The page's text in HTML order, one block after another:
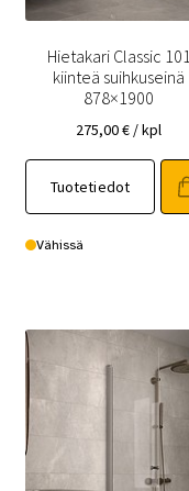
Hietakari Classic 101
kiinteä suihkuseinä
878×1900
275,00€ / kpl
Tuotetiedot
Vähissä